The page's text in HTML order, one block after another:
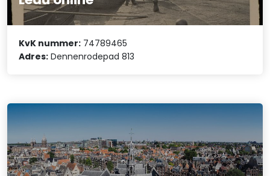
KvK nummer: 74789465
Adres: Dennenrodepad 813